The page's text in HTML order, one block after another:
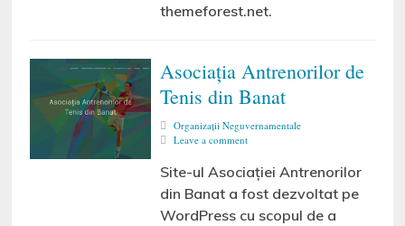
themeforest.net.
Asociația Antrenorilor de
Tenis din Banat
Organizaţii Neguvernamentale
Leave a comment
Site-ul Asociației Antrenorilor
din Banat a fost dezvoltat pe
WordPress cu scopul de a